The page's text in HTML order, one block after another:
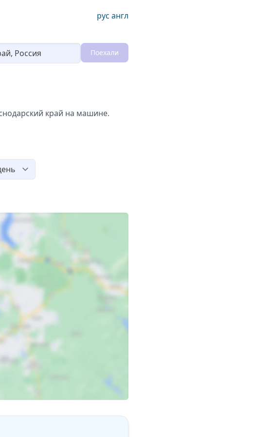
рус англ
Loading...
Поехали
край на машине.